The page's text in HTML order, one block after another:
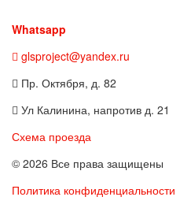
Whatsapp
glsproject@yandex.ru
Пр. Октября, д. 82
Ул Калинина, напротив д. 21
Схема проезда
© 2026 Все права защищены
Политика конфиденциальности